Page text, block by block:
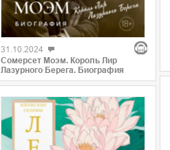
31.10.2024
Сомерсет Моэм. Король Лир
Лазурного Берега. Биография